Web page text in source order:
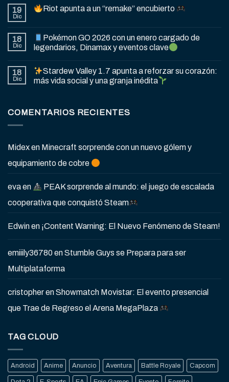
19
Dic
Riot apunta a un “remake” encubierto
18
Dic
Pokémon GO 2026 con un enero cargado de
legendarios, Dinamax y eventos clave
18
Dic
Stardew Valley 1.7 apunta a reforzar su corazón:
más vida social y una granja inédita
COMENTARIOS RECIENTES
Midexen Minecraft sorprende con un nuevo gólem y
equipamiento de cobre
evaen
PEAK sorprende al mundo: el juego de escalada
cooperativa que conquistó Steam
Edwinen ¡Content Warning: El Nuevo Fenómeno de Steam!
emiiily36780enStumble Guys se Prepara para ser
Multiplataforma
cristopherenShowmatch Movistar: El evento presencial
que Trae de Regreso el Arena MegaPlaza
TAG CLOUD
Android Anime Anuncio Aventura Battle Royale Capcom